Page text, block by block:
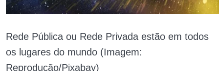
Rede Pública ou Rede Privada estão em todos
os lugares do mundo (Imagem:
Reprodução/Pixabay)